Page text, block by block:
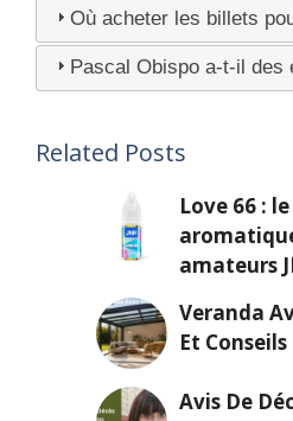
Où acheter les billets
Pascal Obispo a-t-il des
Related Posts
Love 66 :
amateurs
Veranda
Et Conseils
Avis De